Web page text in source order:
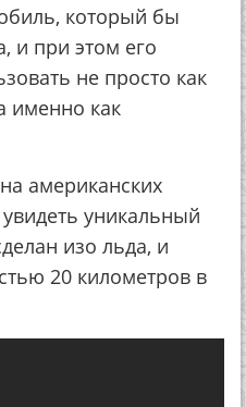
который бы
и при этом его
не просто как
именно как
американских
уникальный
изо льда, и
20 километров в